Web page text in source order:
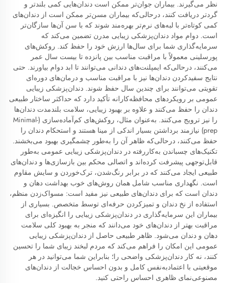
نظر می‌گیرند. بیماران جوان‌تر ممکن است دندان‌هایی کمی بلندتر و
گردتر دریافت کنند، درحالی‌که بیماران مسن‌تر ممکن است از دندان‌های
کمی کوتاه‌تر با لبه‌های نرم‌تر بهره‌مند شوند که با سن آن‌ها سازگان‌تر
است. دوام مواد دندان‌پزشکی زیبایی مدرن تضمین می‌کند که
سرمایه‌گذاری شما برای سال‌ها ارزش خود را حفظ کند. روکش‌های
پورسلینی معمولاً با مراقبت مناسب بین پانزده تا بیست سال عمر
می‌کنند، درحالی‌که ایمپلنت‌های دندانی می‌توانند تا ابد دوام بیاورند. حتی
نتایج سفیدکردن دندان‌ها نیز با مراقبت مناسب و درمان‌های دوره‌ای
تقویتی می‌توانند برای چندین سال حفظ شوند. دندان‌پزشکی زیبایی
عمومی بر رویکردهای محافظه‌کارانه تأکید دارد که حداکثر ساختار طبیعی
دندان را حفظ می‌کنند و علاوه بر بهبود زیبایی، سلامت بلندمدت دندان‌ها
را نیز ترویج می‌کنند. به‌عنوان مثال، روکش‌های کم‌آماده‌سازی (Minimal-
prep) نیازمند برداشتن بسیار اندکی از مینا هستند و استحکام دندان را
حفظ می‌کنند، درحالی‌که ظاهر آن را به‌طور چشمگیری بهبود می‌بخشند.
تکنیک‌های چسباندن به‌کاررفته در دندان‌پزشکی زیبایی عمومی به‌طور
قابل‌توجهی پیشرفت کرده‌اند و اتصالی محکم بین بازسازی‌ها و دندان‌های
طبیعی ایجاد می‌کنند که در برابر رنگ‌شدن، ترک‌خوردن و سایش مقاوم
است. نگهداری مناسب شامل همان روش‌های خوب بهداشت دهان و
دندان است که برای دندان‌های طبیعی نیز مفید است: مسواک‌زدن منظم،
استفاده از نخ دندان و تمیزکردن حرفه‌ای توسط متخصص. بسیاری از
بیماران این سرمایه‌گذاری در دندان‌پزشکی زیبایی را انگیزه‌ای برای
مراقبت بهتر از دندان‌های خود می‌دانند که منجر به بهبود کلی سلامت
دهان و دندان می‌شود. ظاهر طبیعی حاصل از دندان‌پزشکی زیبایی
عمومی این امکان را فراهم می‌کند که مردم لبخند زیبای شما را تحسین
کنند، نه کار دندان‌پزشکی واضحی را؛ بنابراین شما می‌توانید در هر
موقعیتی با اعتماد‌به‌نفس کامل و بدون احساس خجالت از دندان‌های
مصنوعی‌نمای ظاهری احساس راحتی کنید.